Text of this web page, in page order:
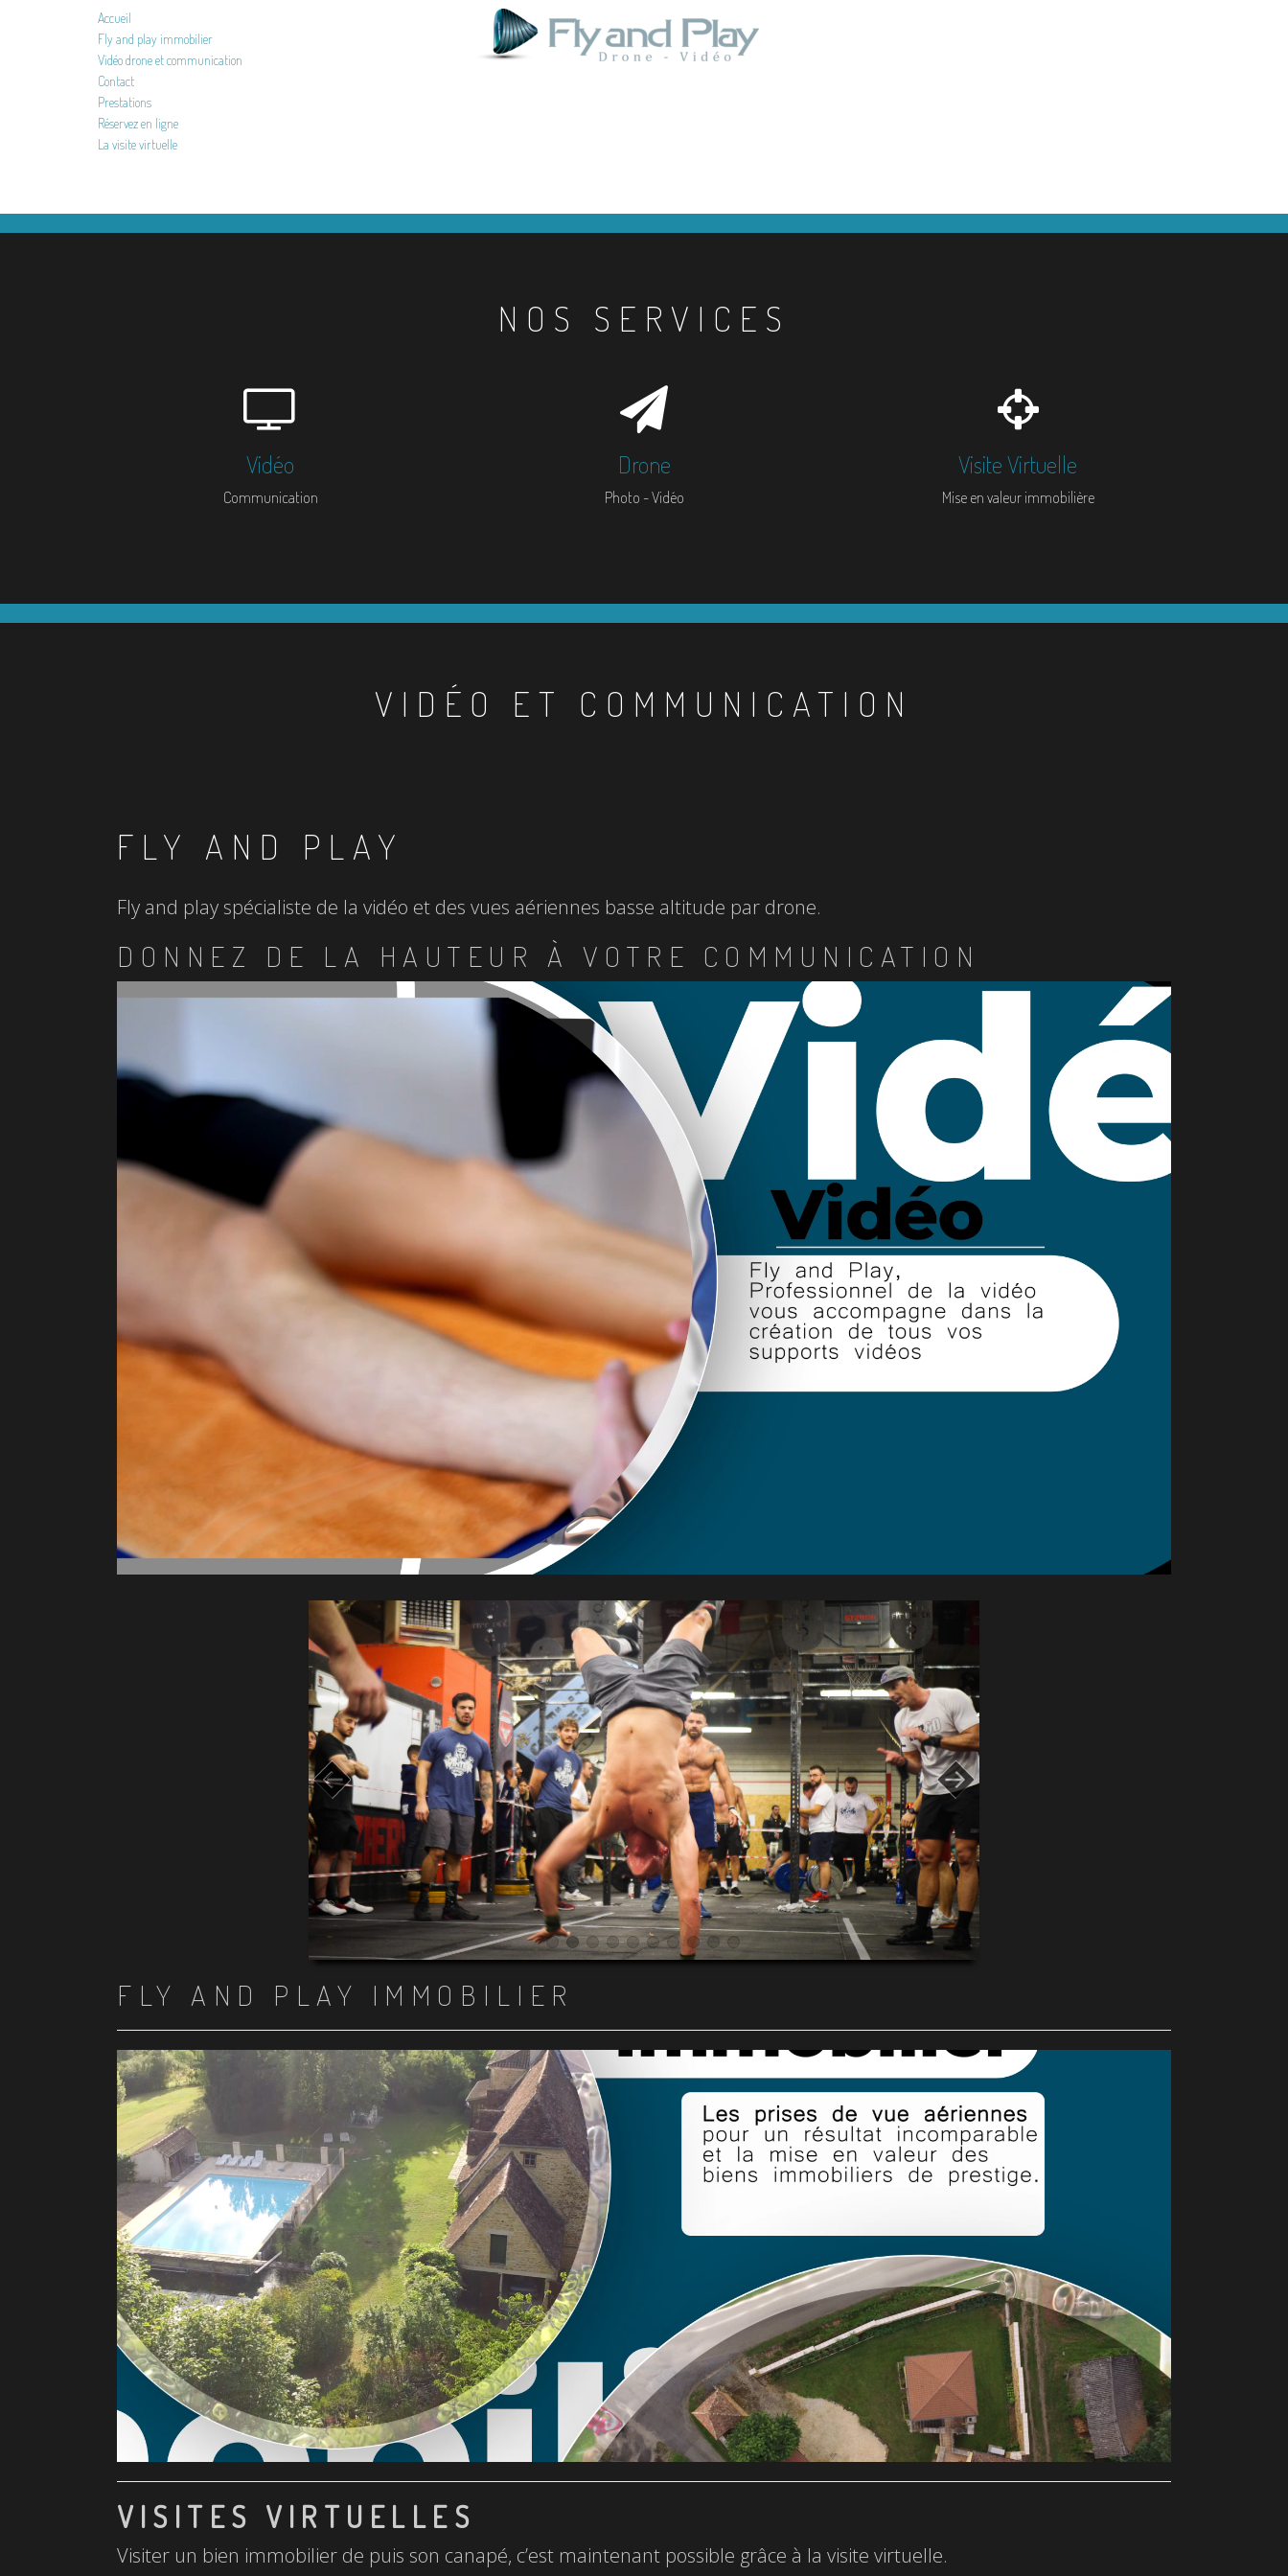
Accueil
Fly and play immobilier
Vidéo drone et communication
Contact
Prestations
Réservez en ligne
La visite virtuelle
NOS SERVICES
Vidéo
Communication
Drone
Photo - Vidéo
Visite Virtuelle
Mise en valeur immobilière
VIDÉO ET COMMUNICATION
FLY AND PLAY
Fly and play spécialiste de la vidéo et des vues aériennes basse altitude par drone.
DONNEZ DE LA HAUTEUR À VOTRE COMMUNICATION
Item 1
Item 2
Item 3
Item 4
Item 5
Item 6
Item 7
Item 8
Item 9Item 10
FLY AND PLAY IMMOBILIER
VISITES VIRTUELLES
Visiter un bien immobilier de puis son canapé, c’est maintenant possible grâce à la visite virtuelle.